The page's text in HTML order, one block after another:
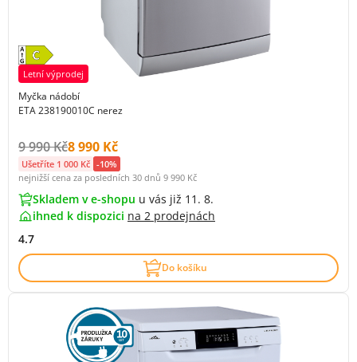
Letní výprodej
Myčka nádobí
ETA 238190010C nerez
Původní cena s DPH:
9 990 KčCena s DPH:
8 990 Kč
Ušetříte 1 000 Kč -10%
nejnižší cena za posledních 30 dnů 9 990 Kč
Skladem v e-shopu u vás již 11. 8.
ihned k dispozici na 2 prodejnách
4.7
Do košíku